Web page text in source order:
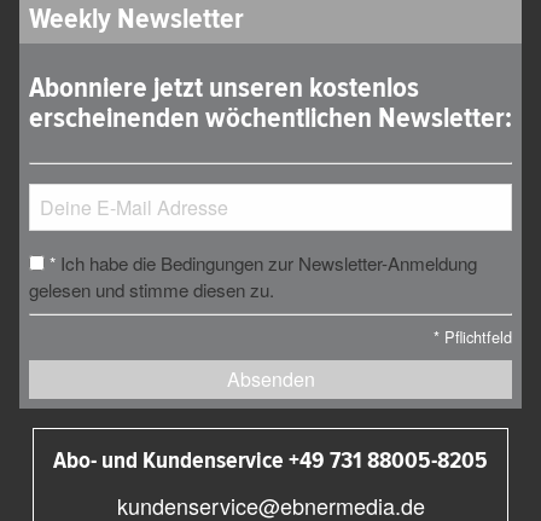
Weekly Newsletter
Abonniere jetzt unseren kostenlos
erscheinenden wöchentlichen Newsletter:
* Ich habe die Bedingungen zur Newsletter-Anmeldung
gelesen und stimme diesen zu.
* Pflichtfeld
Absenden
Abo- und Kundenservice +49 731 88005-8205
kundenservice@ebnermedia.de